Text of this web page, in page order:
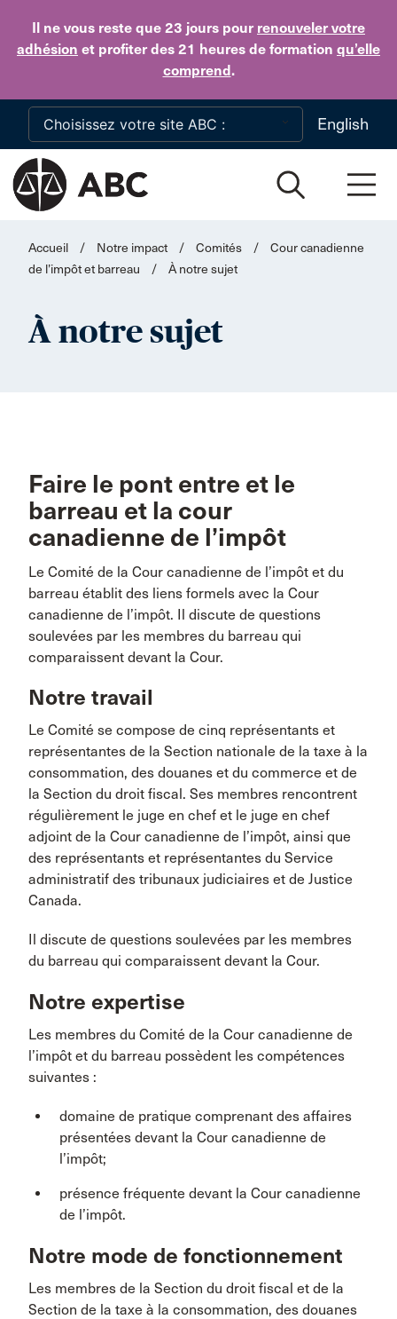
Il ne vous reste que 23 jours pour renouveler votre
adhésion et profiter des 21 heures de formation qu’elle
comprend.
Skip to main content
English
Accueil / Notre impact / Comités /
Cour canadienne
de l’impôt et barreau
/ À notre sujet
À notre sujet
Faire le pont entre et le
barreau et la cour
canadienne de l’impôt
Le Comité de la Cour canadienne de l’impôt et du
barreau établit des liens formels avec la Cour
canadienne de l’impôt. Il discute de questions
soulevées par les membres du barreau qui
comparaissent devant la Cour.
Notre travail
Le Comité se compose de cinq représentants et
représentantes de la Section nationale de la taxe à la
consommation, des douanes et du commerce et de
la Section du droit fiscal. Ses membres rencontrent
régulièrement le juge en chef et le juge en chef
adjoint de la Cour canadienne de l’impôt, ainsi que
des représentants et représentantes du Service
administratif des tribunaux judiciaires et de Justice
Canada.
Il discute de questions soulevées par les membres
du barreau qui comparaissent devant la Cour.
Notre expertise
Les membres du Comité de la Cour canadienne de
l’impôt et du barreau possèdent les compétences
suivantes :
domaine de pratique comprenant des affaires
présentées devant la Cour canadienne de
l’impôt;
présence fréquente devant la Cour canadienne
de l’impôt.
Notre mode de fonctionnement
Les membres de la Section du droit fiscal et de la
Section de la taxe à la consommation, des douanes